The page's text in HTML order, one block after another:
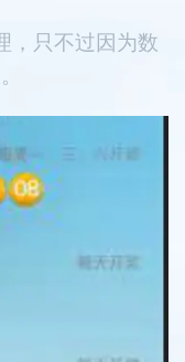
，只不过因为数